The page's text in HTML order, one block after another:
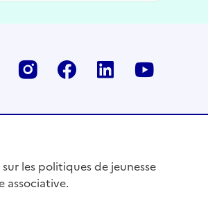
InstagramFacebookLinkedin
les politiques de jeunesse
associative.